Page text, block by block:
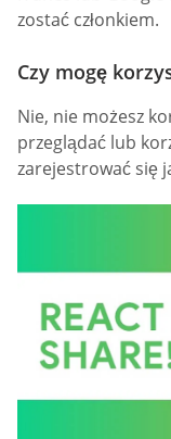
zostać członkiem.
Czy mogę
Nie, nie możesz
przeglądać lub
zarejestrować się